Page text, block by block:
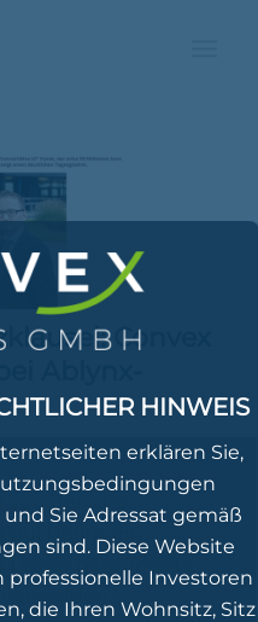
Convex
den drei
Hoffmann,
Lesser gegründete
HINWEIS
erklären Sie,
Sie Adressat gemäß
sind. Diese Website
professionelle Investoren
die Ihren Wohnsitz, Sitz